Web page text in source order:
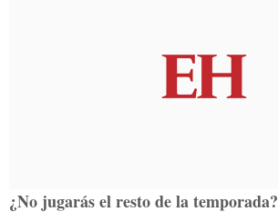
¿No jugarás el resto de la temporada?